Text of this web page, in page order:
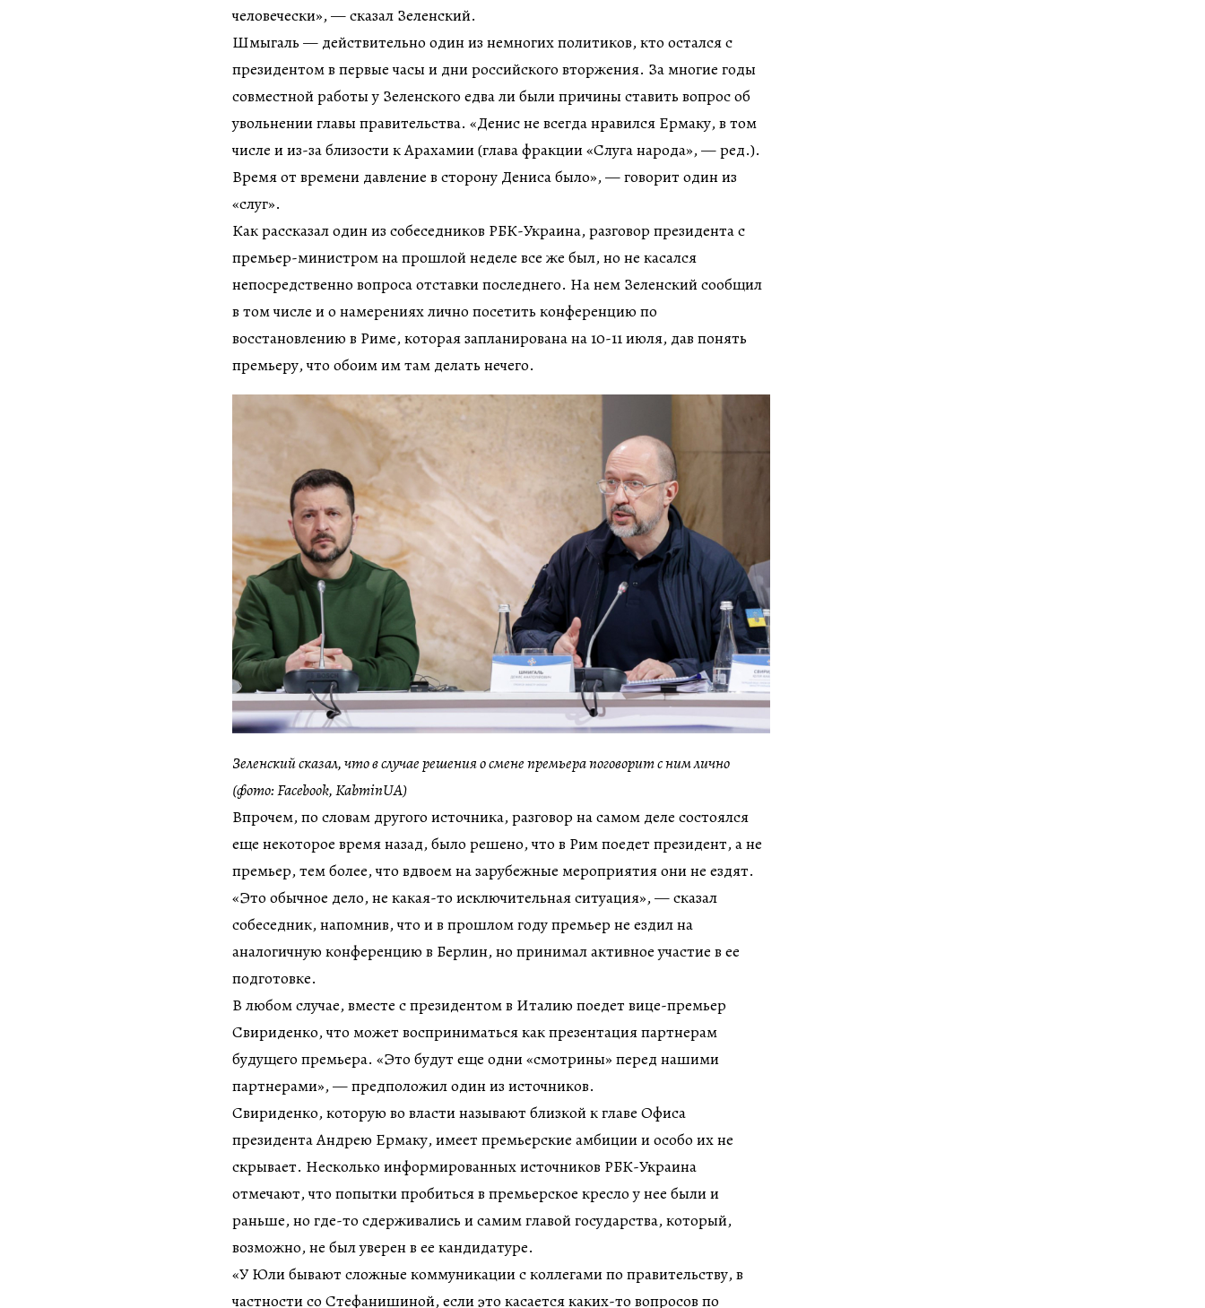
человечески», — сказал Зеленский.
Шмыгаль — действительно один из немногих политиков, кто остался с
президентом в первые часы и дни российского вторжения. За многие годы
совместной работы у Зеленского едва ли были причины ставить вопрос об
увольнении главы правительства. «Денис не всегда нравился Ермаку, в том
числе и из-за близости к Арахамии (глава фракции «Слуга народа», — ред.).
Время от времени давление в сторону Дениса было», — говорит один из
«слуг».
Как рассказал один из собеседников РБК-Украина, разговор президента с
премьер-министром на прошлой неделе все же был, но не касался
непосредственно вопроса отставки последнего. На нем Зеленский сообщил
в том числе и о намерениях лично посетить конференцию по
восстановлению в Риме, которая запланирована на 10-11 июля, дав понять
премьеру, что обоим им там делать нечего.
Зеленский сказал, что в случае решения о смене премьера поговорит с ним лично
(фото: Facebook, KabminUA)
Впрочем, по словам другого источника, разговор на самом деле состоялся
еще некоторое время назад, было решено, что в Рим поедет президент, а не
премьер, тем более, что вдвоем на зарубежные мероприятия они не ездят.
«Это обычное дело, не какая-то исключительная ситуация», — сказал
собеседник, напомнив, что и в прошлом году премьер не ездил на
аналогичную конференцию в Берлин, но принимал активное участие в ее
подготовке.
В любом случае, вместе с президентом в Италию поедет вице-премьер
Свириденко, что может восприниматься как презентация партнерам
будущего премьера. «Это будут еще одни «смотрины» перед нашими
партнерами», — предположил один из источников.
Свириденко, которую во власти называют близкой к главе Офиса
президента Андрею Ермаку, имеет премьерские амбиции и особо их не
скрывает. Несколько информированных источников РБК-Украина
отмечают, что попытки пробиться в премьерское кресло у нее были и
раньше, но где-то сдерживались и самим главой государства, который,
возможно, не был уверен в ее кандидатуре.
«У Юли бывают сложные коммуникации с коллегами по правительству, в
частности со Стефанишиной, если это касается каких-то вопросов по